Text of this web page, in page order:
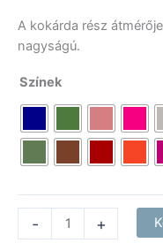
A kokárda rész
nagyságú.
Színek
-
Díjszalag
+